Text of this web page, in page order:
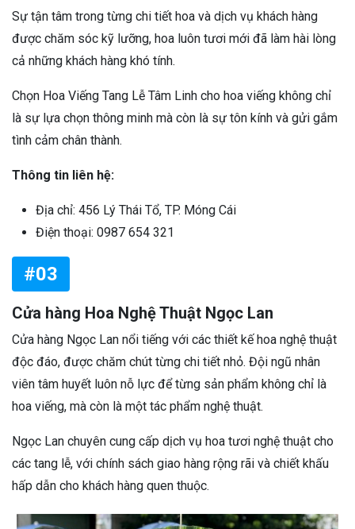
Sự tận tâm trong từng chi tiết hoa và dịch vụ khách hàng
được chăm sóc kỹ lưỡng, hoa luôn tươi mới đã làm hài lòng
cả những khách hàng khó tính.
Chọn Hoa Viếng Tang Lễ Tâm Linh cho hoa viếng không chỉ
là sự lựa chọn thông minh mà còn là sự tôn kính và gửi gắm
tình cảm chân thành.
Thông tin liên hệ:
Địa chỉ: 456 Lý Thái Tổ, TP. Móng Cái
Điện thoại: 0987 654 321
#03
Cửa hàng Hoa Nghệ Thuật Ngọc Lan
Cửa hàng Ngọc Lan nổi tiếng với các thiết kế hoa nghệ thuật
độc đáo, được chăm chút từng chi tiết nhỏ. Đội ngũ nhân
viên tâm huyết luôn nỗ lực để từng sản phẩm không chỉ là
hoa viếng, mà còn là một tác phẩm nghệ thuật.
Ngọc Lan chuyên cung cấp dịch vụ hoa tươi nghệ thuật cho
các tang lễ, với chính sách giao hàng rộng rãi và chiết khấu
hấp dẫn cho khách hàng quen thuộc.